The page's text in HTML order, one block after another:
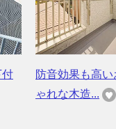
付
防音効果も高い
ゃれな木造...